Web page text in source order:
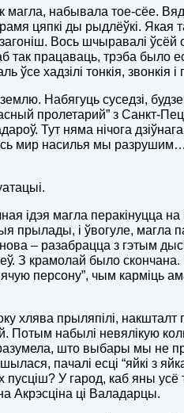
магла, набывала тое-сёе.
цяпкі ды рыдлёўкі. Якая
Вось шчыравалі ўсёй
працаваць, трэба было
хадзілі тонкія, звонкія
Набягуць суседзі,
пролетарий” з Санкт-
Тут няма нічога
мир насилья мы
ідэя магла перакінуцца на
прылады, і ўвогуле,
– разабрацца з гэтым
З крамолай было скончана.
персону”, чым карміць
хлява прыляпілі, накшталт
Потым набылі невялікую
што выбары мы не
пачалі есці “яйкі з
пусціш? У гарод, каб яны усё
Акрэсціна ці Валадарцы.